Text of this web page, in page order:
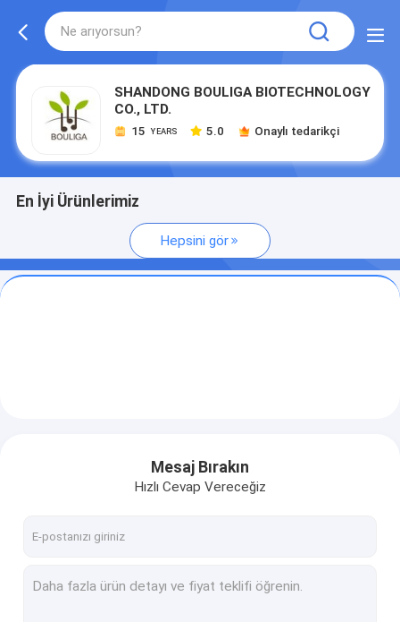
SHANDONG BOULIGA BIOTECHNOLOGY
CO., LTD.
15 YEARS 5.0 Onaylı tedarikçi
En İyi Ürünlerimiz
Hepsini gör
Mesaj Bırakın
Hızlı Cevap Vereceğiz